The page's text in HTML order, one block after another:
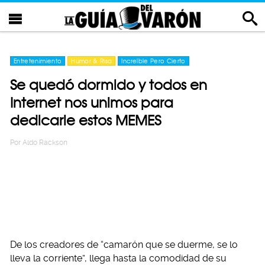
Entretenimiento Humor & Risa Increíble Pero Cierto
Se quedó dormido y todos en
Internet nos unimos para
dedicarle estos MEMES
Por Aldo Rackson
De los creadores de “camarón que se duerme, se lo
lleva la corriente”, llega hasta la comodidad de su